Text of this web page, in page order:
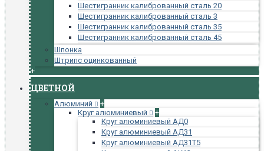
Шестигранник калиброванный сталь 20
Шестигранник калиброванный сталь 3
Шестигранник калиброванный сталь 35
Шестигранник калиброванный сталь 45
Шпонка
Штрипс оцинкованный
+
ЦВЕТНОЙ
Алюминий
+
Круг алюминиевый
+
Круг алюминиевый АД0
Круг алюминиевый АД31
Круг алюминиевый АД31Т5